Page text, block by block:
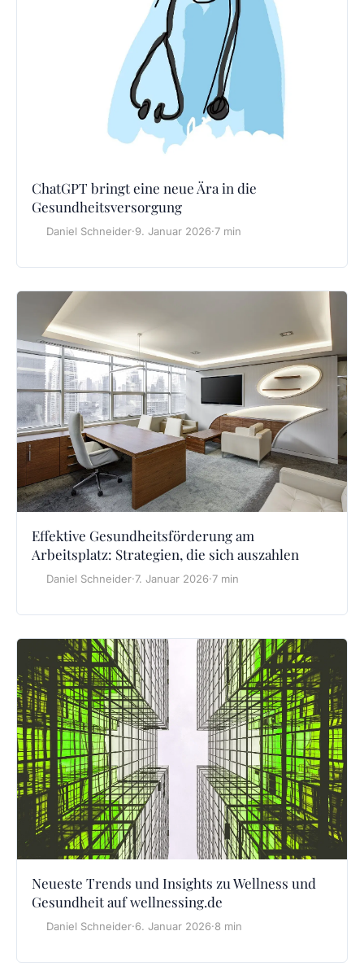
ChatGPT bringt eine neue Ära in die
Gesundheitsversorgung
Daniel Schneider·9. Januar 2026·7 min
Effektive Gesundheitsförderung am
Arbeitsplatz: Strategien, die sich auszahlen
Daniel Schneider·7. Januar 2026·7 min
Neueste Trends und Insights zu Wellness und
Gesundheit auf wellnessing.de
Daniel Schneider·6. Januar 2026·8 min